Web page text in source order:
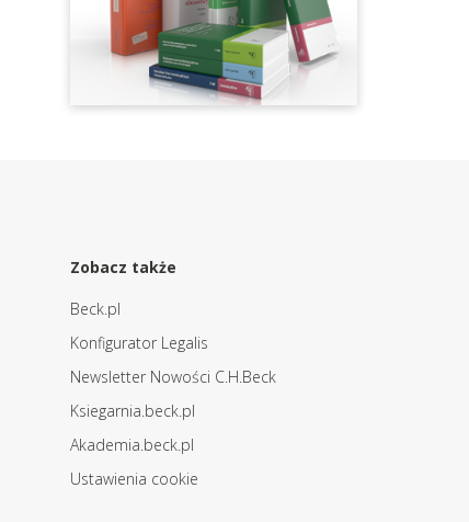
Zobacz także
Beck.pl
Konfigurator Legalis
Newsletter Nowości C.H.Beck
Ksiegarnia.beck.pl
Akademia.beck.pl
Ustawienia cookie